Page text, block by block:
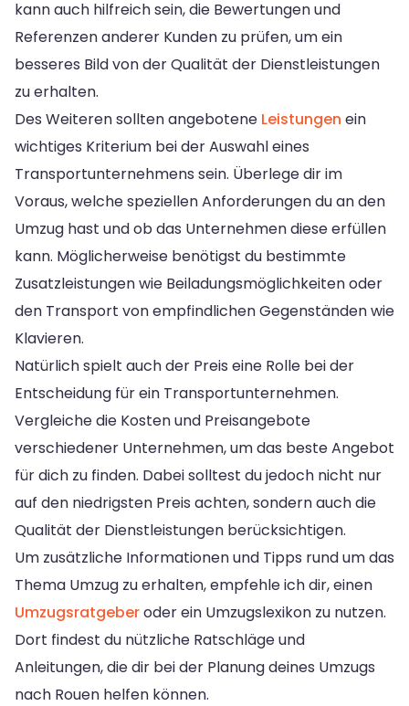
kann auch hilfreich sein, die Bewertungen und
Referenzen anderer Kunden zu prüfen, um ein
besseres Bild von der Qualität der Dienstleistungen
zu erhalten.
Des Weiteren sollten angebotene Leistungen ein
wichtiges Kriterium bei der Auswahl eines
Transportunternehmens sein. Überlege dir im
Voraus, welche speziellen Anforderungen du an den
Umzug hast und ob das Unternehmen diese erfüllen
kann. Möglicherweise benötigst du bestimmte
Zusatzleistungen wie Beiladungsmöglichkeiten oder
den Transport von empfindlichen Gegenständen wie
Klavieren.
Natürlich spielt auch der Preis eine Rolle bei der
Entscheidung für ein Transportunternehmen.
Vergleiche die Kosten und Preisangebote
verschiedener Unternehmen, um das beste Angebot
für dich zu finden. Dabei solltest du jedoch nicht nur
auf den niedrigsten Preis achten, sondern auch die
Qualität der Dienstleistungen berücksichtigen.
Um zusätzliche Informationen und Tipps rund um das
Thema Umzug zu erhalten, empfehle ich dir, einen
Umzugsratgeberoder ein Umzugslexikon zu nutzen.
Dort findest du nützliche Ratschläge und
Anleitungen, die dir bei der Planung deines Umzugs
nach Rouen helfen können.